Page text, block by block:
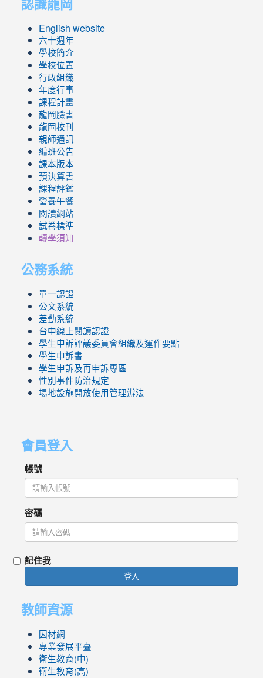
English website
六十週年
學校簡介
學校位置
行政組織
年度行事
課程計畫
龍岡臉書
龍岡校刊
親師通訊
編班公告
課本版本
預決算書
課程評鑑
營養午餐
閱讀網站
試卷標準
轉學須知
公務系統
單一認證
公文系統
差勤系統
台中線上閱讀認證
學生申訴評議委員會組織及運作要點
學生申訴書
學生申訴及再申訴專區
性別事件防治規定
場地設施開放使用管理辦法
會員登入
帳號
密碼
記住我
登入
教師資源
因材網
專業發展平臺
衛生教育(中)
衛生教育(高)